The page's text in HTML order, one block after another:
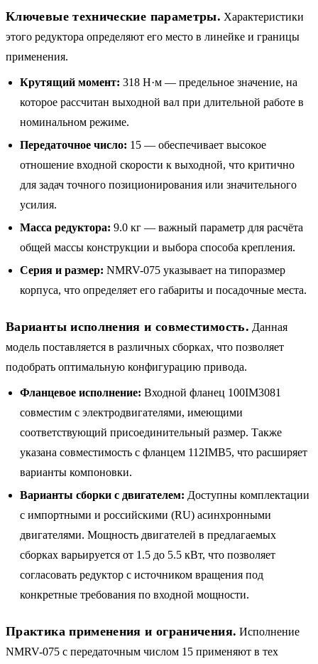
Ключевые технические параметры. Характеристики
этого редуктора определяют его место в линейке и границы
применения.
Крутящий момент: 318 Н·м — предельное значение, на
которое рассчитан выходной вал при длительной работе в
номинальном режиме.
Передаточное число: 15 — обеспечивает высокое
отношение входной скорости к выходной, что критично
для задач точного позиционирования или значительного
усилия.
Масса редуктора: 9.0 кг — важный параметр для расчёта
общей массы конструкции и выбора способа крепления.
Серия и размер: NMRV-075 указывает на типоразмер
корпуса, что определяет его габариты и посадочные места.
Варианты исполнения и совместимость. Данная
модель поставляется в различных сборках, что позволяет
подобрать оптимальную конфигурацию привода.
Фланцевое исполнение: Входной фланец 100IM3081
совместим с электродвигателями, имеющими
соответствующий присоединительный размер. Также
указана совместимость с фланцем 112IMB5, что расширяет
варианты компоновки.
Варианты сборки с двигателем: Доступны комплектации
с импортными и российскими (RU) асинхронными
двигателями. Мощность двигателей в предлагаемых
сборках варьируется от 1.5 до 5.5 кВт, что позволяет
согласовать редуктор с источником вращения под
конкретные требования по входной мощности.
Практика применения и ограничения. Исполнение
NMRV-075 с передаточным числом 15 применяют в тех